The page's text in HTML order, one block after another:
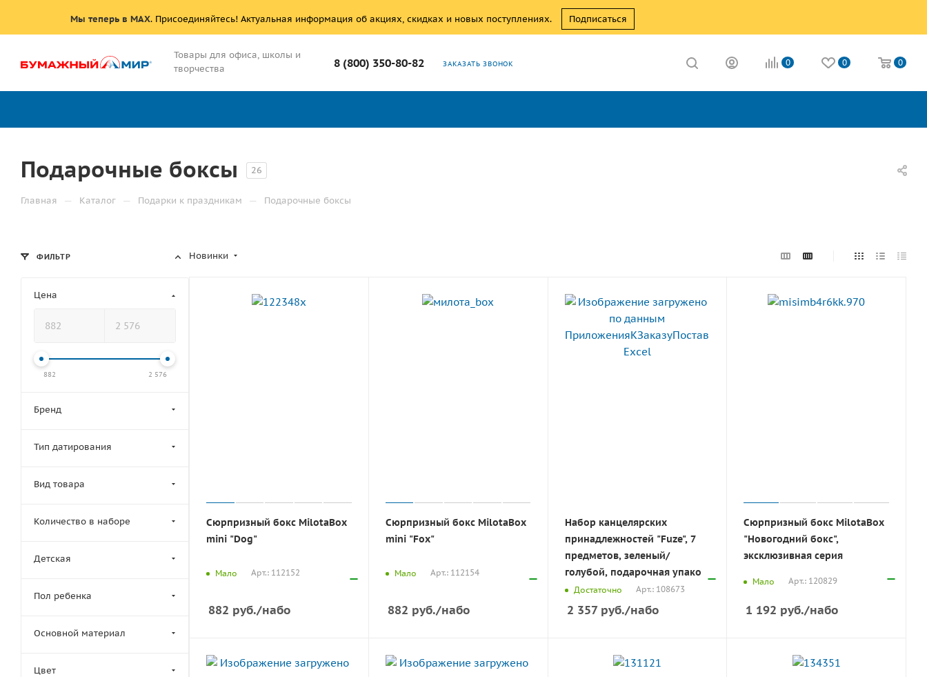
Мы теперь в MAX. Присоединяйтесь! Актуальная информация об акциях, скидках и новых поступлениях. Подписаться
Товары для офиса, школы и
творчества
8 (800) 350-80-82 ЗАКАЗАТЬ ЗВОНОК 0 0 0
Подарочные боксы 26
Главная — Каталог — Подарки к праздникам — Подарочные боксы
Новинки
Сюрпризный бокс MilotaBox
mini "Dog"
Мало Арт.: 112152
882 руб./набо
Сюрпризный бокс MilotaBox
mini "Fox"
Мало Арт.: 112154
882 руб./набо
Набор канцелярских
принадлежностей "Fuze", 7
предметов, зеленый/
голубой, подарочная упако
Достаточно Арт.: 108673
2 357руб./набо
Сюрпризный бокс MilotaBox
"Новогодний бокс",
эксклюзивная серия
Мало Арт.: 120829
1 192 руб./набо
ФИЛЬТР
Цена
882 2 576
Бренд
Тип датирования
Вид товара
Количество в наборе
Детская
Пол ребенка
Основной материал
Цвет